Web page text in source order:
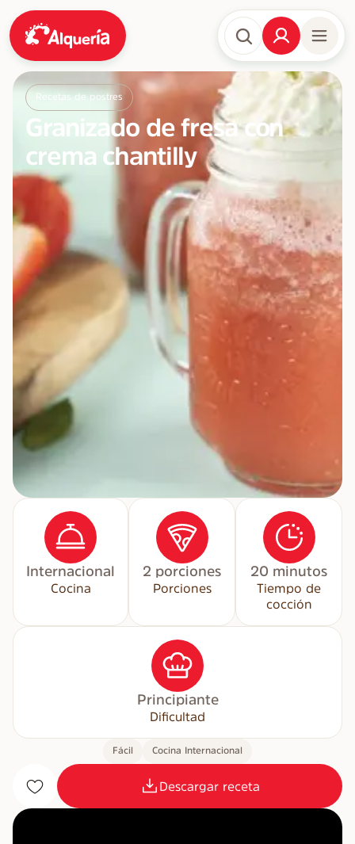
Recetas de postres
Granizado de fresa con
crema chantilly
Cocina
Internacional
Porciones
2 porciones
Tiempo de
cocción
20 minutos
Dificultad
Principiante
Fácil Cocina Internacional
Descargar receta